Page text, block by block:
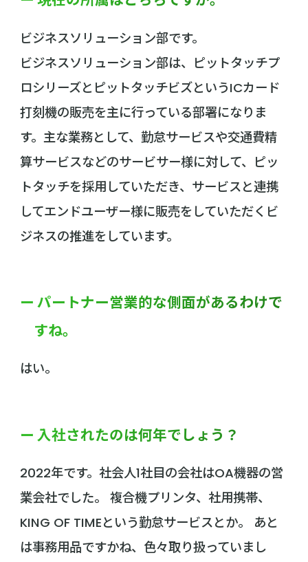
ビジネスソリューション部です。
ビジネスソリューション部は、ピットタッチプ
ロシリーズとピットタッチビズというICカード
打刻機の販売を主に行っている部署になりま
す。主な業務として、勤怠サービスや交通費精
算サービスなどのサービサー様に対して、ピッ
トタッチを採用していただき、サービスと連携
してエンドユーザー様に販売をしていただくビ
ジネスの推進をしています。
ー パートナー営業的な側面があるわけで
すね。
はい。
ー 入社されたのは何年でしょう？
2022年です。社会人1社目の会社はOA機器の営
業会社でした。 複合機プリンタ、社用携帯、
KING OF TIMEという勤怠サービスとか。 あと
は事務用品ですかね、色々取り扱っていまし